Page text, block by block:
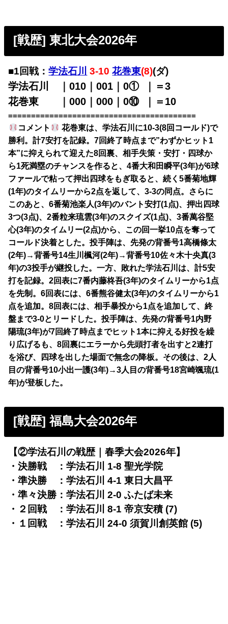
[戦歴] 東北大会2026年
■1回戦：学法石川 3-10 花巻東(8)(ダ)
学法石川 ｜010｜001｜0①0
｜＝3
花巻東 ｜000｜000｜0⑩0 ｜＝10
=========================================
コメント
花巻東は、学法石川に10-3(8回コールド)で
勝利。計7安打を記録。7回終了時点まで”わずかヒット1
本”に抑えられて迎えた8回裏、相手失策・安打・四球か
ら1死満塁のチャンスを作ると、4番大和田瞬平(3年)が6球
ファールで粘って押出四球をもぎ取ると、続く5番菊地輝
(1年)のタイムリーから2点を返して、3-3の同点。さらに
このあと、6番菊池楽人(3年)のバント安打(1点)、押出四球
3つ(3点)、2番粒来琉雲(3年)のスクイズ(1点)、3番萬谷堅
心(3年)のタイムリー(2点)から、この回一挙10点を奪って
コールド決着とした。投手陣は、先発の背番号1高橋條太
(2年)→背番号14生川楓河(2年)→背番号10佐々木十央真(3
年)の3投手が継投した。一方、敗れた学法石川は、計5安
打を記録。2回表に7番内藤柊吾(3年)のタイムリーから1点
を先制。6回表には、6番熊谷健太(3年)のタイムリーから1
点を追加。8回表には、相手暴投から1点を追加して、終
盤まで3-0とリードした。投手陣は、先発の背番号1内野
陽琉(3年)が7回終了時点までヒット1本に抑える好投を繰
り広げるも、8回裏にエラーから先頭打者を出すと2連打
を浴び、四球を出した場面で無念の降板。その後は、2人
目の背番号10小出一護(3年)→3人目の背番号18宮崎颯琉(1
年)が登板した。
[戦歴] 福島大会2026年
【②学法石川の戦歴｜春季大会2026年】
・決勝戦 ：学法石川 1-8 聖光学院
・準決勝 ：学法石川 4-1 東日大昌平
・準々決勝：学法石川 2-0 ふたば未来
・２回戦 ：学法石川 8-1 帝京安積 (7)
・１回戦 ：学法石川 24-0 須賀川創英館 (5)